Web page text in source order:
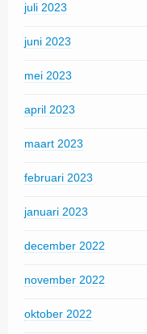
juli 2023
juni 2023
mei 2023
april 2023
maart 2023
februari 2023
januari 2023
december 2022
november 2022
oktober 2022